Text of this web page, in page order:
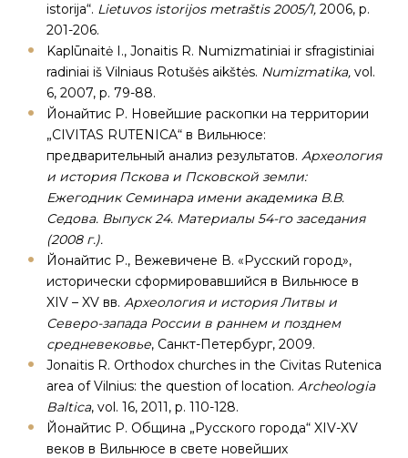
istorija“. Lietuvos istorijos metraštis 2005/1, 2006, p.
201-206.
Kaplūnaitė I., Jonaitis R. Numizmatiniai ir sfragistiniai
radiniai iš Vilniaus Rotušės aikštės. Numizmatika, vol.
6, 2007, p. 79-88.
Йонайтис Р. Новейшие раскопки на территории
„CIVITAS RUTENICA“ в Вильнюсе:
предварительный анализ результатов. Археология
и история Пскова и Псковской земли:
Ежегодник Семинара имени академика В.В.
Седова. Выпуск 24. Материалы 54-го заседания
(2008 г.).
Йонайтис Р., Вежевичене В. «Русский город»,
исторически сформировавшийся в Вильнюсе в
XIV – XV вв. Археология и история Литвы и
Северо-запада России в раннем и позднем
средневековье, Санкт-Петербург, 2009.
Jonaitis R. Orthodox churches in the Civitas Rutenica
area of Vilnius: the question of location. Archeologia
Baltica, vol. 16, 2011, p. 110-128.
Йонайтис Р. Община „Русского города“ XIV-XV
веков в Вильнюсе в свете новейших